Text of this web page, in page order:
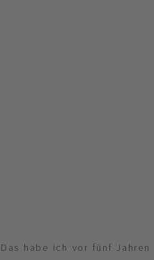
Das habe ich vor fünf